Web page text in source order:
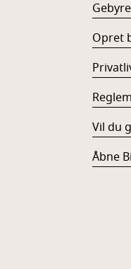
Opret
Vil du
Åbne